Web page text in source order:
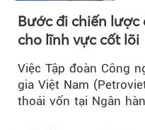
Bước đi chiến
cho lĩnh vực cốt lõi
Việc Tập đoàn Công
gia Việt Nam
thoái vốn tại Ngân